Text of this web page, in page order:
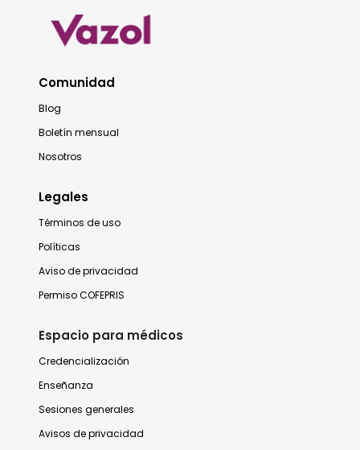
Comunidad
Blog
Boletín mensual
Nosotros
Legales
Términos de uso
Políticas
Aviso de privacidad
Permiso COFEPRIS
Espacio para médicos
Credencialización
Enseñanza
Sesiones generales
Avisos de privacidad